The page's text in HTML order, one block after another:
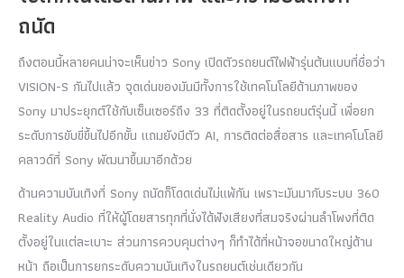
ถนัด
ถึงตอนนี้หลายคนน่าจะเห็นข่าว Sony เปิดตัวรถยนต์ไฟฟ้ารุ่นต้นแบบที่ชื่อว่า
VISION-S กันไปแล้ว จุดเด่นของมันมีทั้งการใช้เทคโนโลยีด้านภาพของ
Sony มาประยุกต์ใช้กับเซ็นเซอร์ถึง 33 ที่ติดตั้งอยู่ในรถยนต์รุ่นนี้ เพื่อยก
ระดับการขับขี่ขึ้นไปอีกขั้น แถมยังมีตัว AI, การติดต่อสื่อสาร และเทคโนโลยี
คลาวด์ที่ Sony พัฒนาขึ้นมาอีกด้วย
ด้านความบันเทิงที่ Sony ถนัดก็โดดเด่นไม่แพ้กัน เพราะมันมากับระบบ 360
Reality Audio ที่ให้ผู้โดยสารทุกที่นั่งได้ฟังเสียงที่สมจริงผ่านลำโพงที่ติด
ตั้งอยู่ในแต่ละเบาะ ส่วนการควบคุมต่างๆ ก็ทำได้ที่หน้าจอขนาดใหญ่ด้าน
หน้า ถือเป็นการยกระดับความบันเทิงในรถยนต์เช่นเดียวกัน